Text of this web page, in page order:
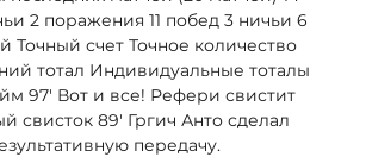
2 поражения 11 побед 3 ничьи 6
Точный счет Точное количество
тотал Индивидуальные тоталы
97' Вот и все! Рефери свистит
свисток 89' Гргич Анто сделал
передачу.